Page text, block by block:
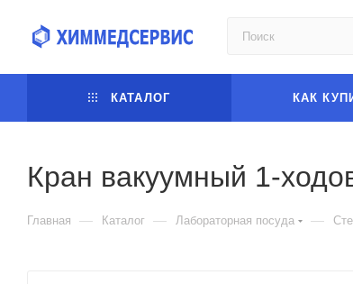
КАТАЛОГ КАК
Кран вакуумный 1-
Главная — Каталог — Лабораторная посуда —